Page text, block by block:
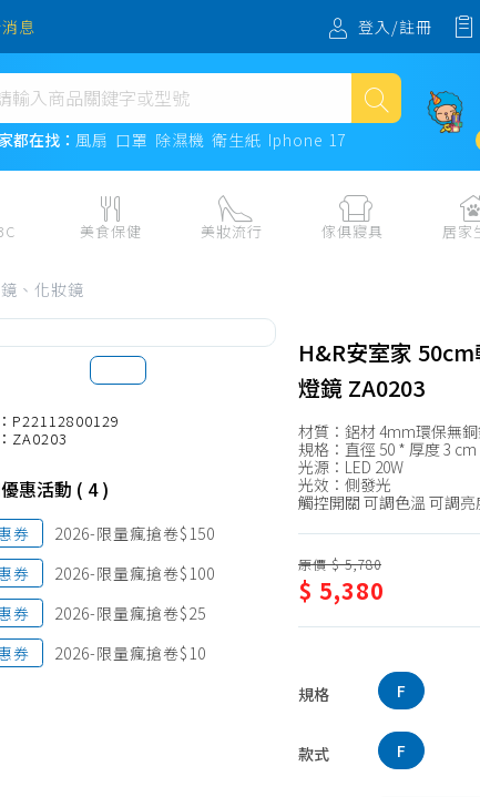
息 登入/註冊
都在找： 風扇 口罩 除濕機 衛生紙 Iphone 17
熱門搜尋
扇
罩
生紙
17
美食保健
紙本票券
水、飲料、沖泡
民生食材、烹飪調味
熟食、小吃、滷味
零食、果乾、肉乾
蛋糕甜點、冰品
生鮮、蔬果 (免稅)
生鮮、蔬果 (應稅)
美妝流行 傢俱寢具
寢具
傢飾百貨
居家裝修
開運
居家
餐廚
生活其他用
寵物飼料、
、化妝鏡
P22112800129
ZA0203
惠活動 ( 4 )
券
2026-限量瘋搶卷$150
券
2026-限量瘋搶卷$100
券
2026-限量瘋搶卷$25
券
2026-限量瘋搶卷$10
H&R安室家
燈鏡 ZA0203
材質：鋁材 4mm環保無
規格：直徑 50 * 厚度 3 cm
光源：LED 20W
光效：側發光
觸控開關 可調色溫 可調亮
原價 $ 5,780
$ 5,380
規格 F
款式 F